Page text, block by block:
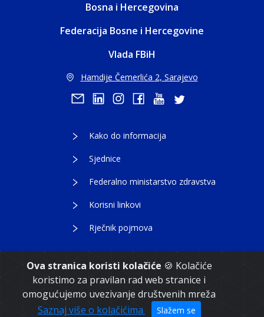
Ova stranica koristi kolačiće 🍪 Kolačiće
koristimo za pravilan rad web stranice i
omogućujemo uvezivanje društvenih mreža
Saznaj više o kolačićima
Slažem se
Bosna i Hercegovina
Federacija Bosne i Hercegovine
Vlada FBiH
Hamdije Čemerlića 2, Sarajevo
Kako do informacija
Sjednice
Federalno ministarstvo zdravstva
Korisni linkovi
Rječnik pojmova
Copyright 2021. Vlada Federacije Bosne i
Hercegovine